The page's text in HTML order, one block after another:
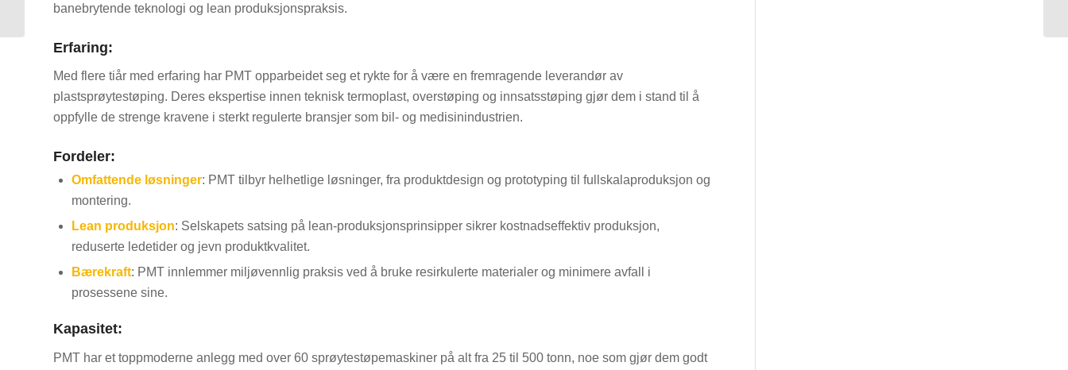
banebrytende teknologi og lean produksjonspraksis.
Erfaring:
Med flere tiår med erfaring har PMT opparbeidet seg et rykte for å være en fremragende leverandør av
plastsprøytestøping. Deres ekspertise innen teknisk termoplast, overstøping og innsatsstøping gjør dem i stand til å
oppfylle de strenge kravene i sterkt regulerte bransjer som bil- og medisinindustrien.
Fordeler:
Omfattende løsninger: PMT tilbyr helhetlige løsninger, fra produktdesign og prototyping til fullskalaproduksjon og
montering.
Lean produksjon: Selskapets satsing på lean-produksjonsprinsipper sikrer kostnadseffektiv produksjon,
reduserte ledetider og jevn produktkvalitet.
Bærekraft: PMT innlemmer miljøvennlig praksis ved å bruke resirkulerte materialer og minimere avfall i
prosessene sine.
Kapasitet:
PMT har et toppmoderne anlegg med over 60 sprøytestøpemaskiner på alt fra 25 til 500 tonn, noe som gjør dem godt